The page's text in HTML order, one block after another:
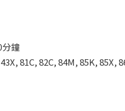
鐘
81C, 82C, 84M, 85K, 85X,